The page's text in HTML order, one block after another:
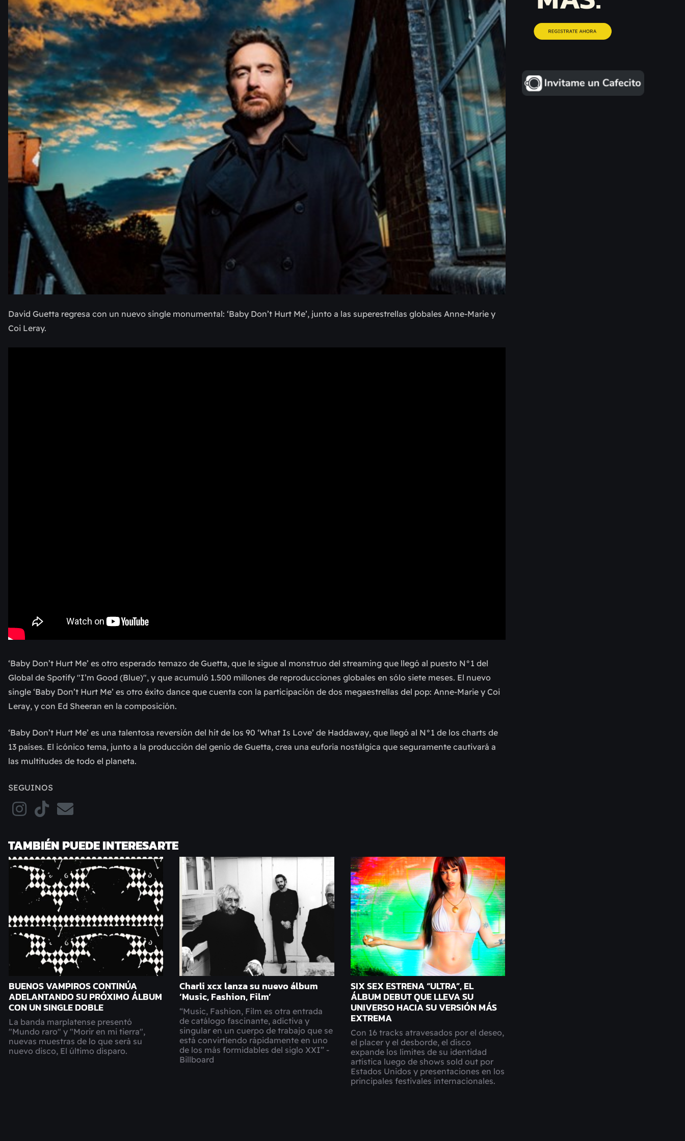
David Guetta regresa con un nuevo single monumental: ‘Baby Don’t Hurt Me’, junto a las superestrellas globales Anne-Marie y
Coi Leray.
‘Baby Don’t Hurt Me’ es otro esperado temazo de Guetta, que le sigue al monstruo del streaming que llegó al puesto N°1 del
Global de Spotify "I’m Good (Blue)", y que acumuló 1.500 millones de reproducciones globales en sólo siete meses. El nuevo
single ‘Baby Don’t Hurt Me’ es otro éxito dance que cuenta con la participación de dos megaestrellas del pop: Anne-Marie y Coi
Leray, y con Ed Sheeran en la composición.
‘Baby Don’t Hurt Me’ es una talentosa reversión del hit de los 90 ‘What Is Love’ de Haddaway, que llegó al N°1 de los charts de
13 países. El icónico tema, junto a la producción del genio de Guetta, crea una euforia nostálgica que seguramente cautivará a
las multitudes de todo el planeta.
SEGUINOS
TAMBIÉN PUEDE INTERESARTE
BUENOS VAMPIROS CONTINÚA
ADELANTANDO SU PRÓXIMO ÁLBUM
CON UN SINGLE DOBLE
La banda marplatense presentó
"Mundo raro" y "Morir en mi tierra",
nuevas muestras de lo que será su
nuevo disco, El último disparo.
Charli xcx lanza su nuevo álbum
‘Music, Fashion, Film’
“Music, Fashion, Film es otra entrada
de catálogo fascinante, adictiva y
singular en un cuerpo de trabajo que se
está convirtiendo rápidamente en uno
de los más formidables del siglo XXI” -
Billboard
SIX SEX ESTRENA “ULTRA”, EL
ÁLBUM DEBUT QUE LLEVA SU
UNIVERSO HACIA SU VERSIÓN MÁS
EXTREMA
Con 16 tracks atravesados por el deseo,
el placer y el desborde, el disco
expande los límites de su identidad
artística luego de shows sold out por
Estados Unidos y presentaciones en los
principales festivales internacionales.